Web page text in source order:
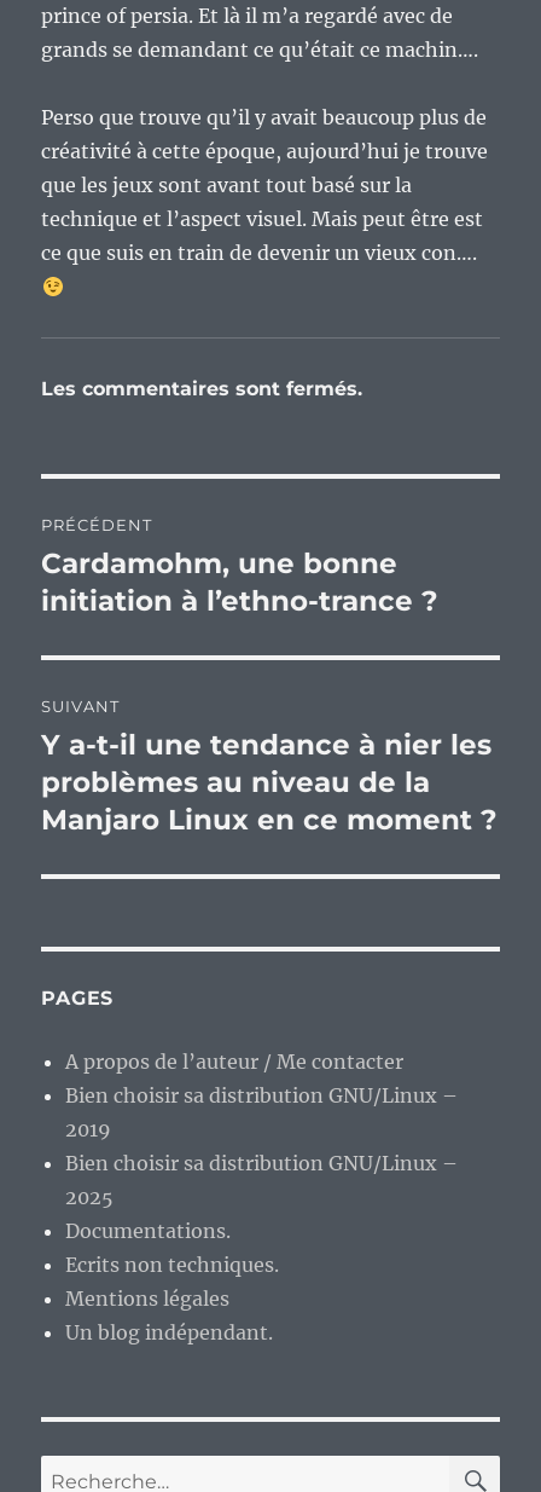
prince of persia. Et là il m’a regardé avec de
grands se demandant ce qu’était ce machin….
Perso que trouve qu’il y avait beaucoup plus de
créativité à cette époque, aujourd’hui je trouve
que les jeux sont avant tout basé sur la
technique et l’aspect visuel. Mais peut être est
ce que suis en train de devenir un vieux con….
Les commentaires sont fermés.
de
l’article
PRÉCÉDENT
Publication
précédente :
Cardamohm, une bonne
initiation à l’ethno-trance ?
SUIVANT
Publication
suivante :
Y a-t-il une tendance à nier les
problèmes au niveau de la
Manjaro Linux en ce moment ?
PAGES
A propos de l’auteur / Me contacter
Bien choisir sa distribution GNU/Linux –
2019
Bien choisir sa distribution GNU/Linux –
2025
Documentations.
Ecrits non techniques.
Mentions légales
Un blog indépendant.
Recherche